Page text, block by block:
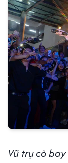
Vũ trụ cò bay